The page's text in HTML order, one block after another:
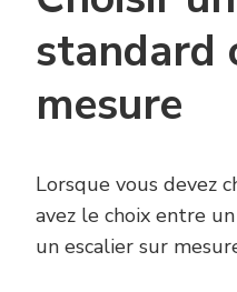
standard
mesure
Lorsque vous devez
avez le choix entre
un escalier sur